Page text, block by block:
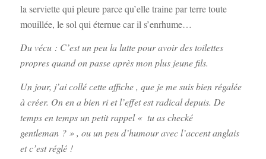
la serviette qui pleure parce qu’elle traine par terre toute
mouillée, le sol qui éternue car il s’enrhume…
Du vécu : C’est un peu la lutte pour avoir des toilettes
propres quand on passe après mon plus jeune fils.
Un jour, j’ai collé cette affiche , que je me suis bien régalée
à créer. On en a bien ri et l’effet est radical depuis. De
temps en temps un petit rappel « tu as checké
gentleman ? » , ou un peu d’humour avec l’accent anglais
et c’est réglé !